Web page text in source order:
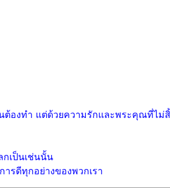
องทำ แต่ด้วยความรักและพระคุณที่ไม่
เป็นเช่นนั้น
รดีทุกอย่างของพวกเรา